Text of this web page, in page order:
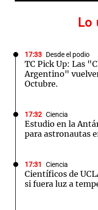
Lo
17:33 Desde el podio
TC Pick Up: Las
Argentino"
Octubre.
17:32 Ciencia
Estudio en la
para astronautas
17:31 Ciencia
Científicos de
si fuera luz a